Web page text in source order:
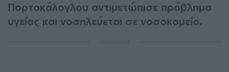
Πορτοκάλογλου αντιμετώπισε πρόβλημα
υγείας και νοσηλεύεται σε νοσοκομείο.